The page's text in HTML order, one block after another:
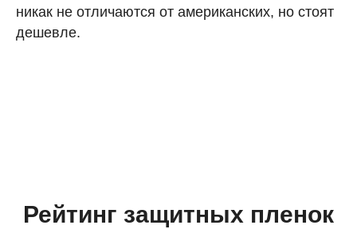
никак не отличаются от американских, но стоят
дешевле.
Рейтинг защитных пленок